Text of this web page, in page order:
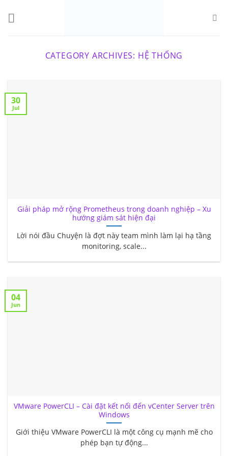
CATEGORY ARCHIVES:HỆ THỐNG
Giải pháp mở rộng Prometheus trong doanh nghiệp – Xu
hướng giám sát hiện đại
Lời nói đầu Chuyện là đợt này team mình làm lại hạ tầng
monitoring, scale...
30
Jul
VMware PowerCLI – Cài đặt kết nối đến vCenter Server trên
Windows
Giới thiệu VMware PowerCLI là một công cụ mạnh mẽ cho
phép bạn tự động...
04
Jun